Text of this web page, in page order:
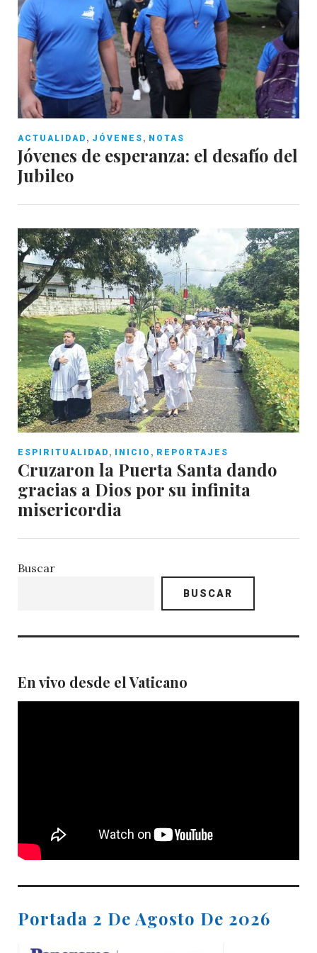
ACTUALIDAD , JÓVENES , NOTAS
Jóvenes de esperanza: el desafío del
Jubileo
ESPIRITUALIDAD , INICIO , REPORTAJES
Cruzaron la Puerta Santa dando
gracias a Dios por su infinita
misericordia
Buscar
BUSCAR
En vivo desde el Vaticano
Portada 2 De Agosto De 2026